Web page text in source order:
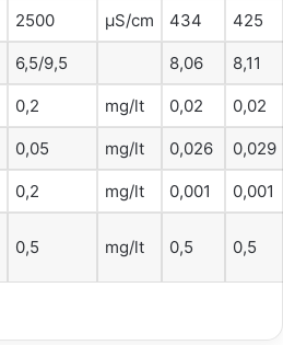
2500 μS/cm 434 425
6,5/9,5 8,06 8,11
0,2 mg/lt 0,02 0,02
0,05 mg/lt 0,026 0,029
0,2 mg/lt 0,001 0,001
0,5 mg/lt 0,5 0,5